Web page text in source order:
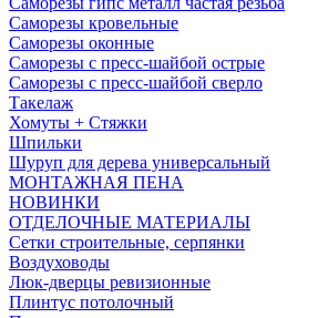
Саморезы кровельные
Саморезы оконные
Саморезы с пресс-шайбой острые
Саморезы с пресс-шайбой сверло
Такелаж
Хомуты + Стяжки
Шпильки
Шуруп для дерева универсальный
МОНТАЖНАЯ ПЕНА
НОВИНКИ
ОТДЕЛОЧНЫЕ МАТЕРИАЛЫ
Сетки строительные, серпянки
Воздуховоды
Люк-дверцы ревизионные
Плинтус потолочный